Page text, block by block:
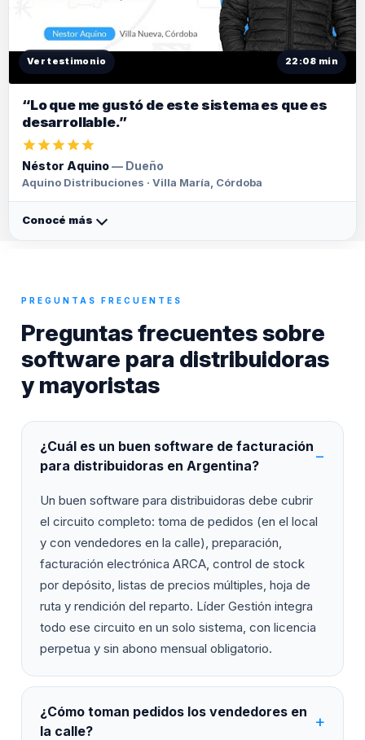
Ver testimonio 22:08 min
“Lo que me gustó de este sistema es que es
desarrollable.”
Néstor Aquino— Dueño
Aquino Distribuciones · Villa María, Córdoba
Conocé más
PREGUNTAS FRECUENTES
Preguntas frecuentes sobre
software para distribuidoras
y mayoristas
¿Cuál es un buen software de facturación
para distribuidoras en Argentina?
Un buen software para distribuidoras debe cubrir
el circuito completo: toma de pedidos (en el local
y con vendedores en la calle), preparación,
facturación electrónica ARCA, control de stock
por depósito, listas de precios múltiples, hoja de
ruta y rendición del reparto. Líder Gestión integra
todo ese circuito en un solo sistema, con licencia
perpetua y sin abono mensual obligatorio.
¿Cómo toman pedidos los vendedores en
la calle?